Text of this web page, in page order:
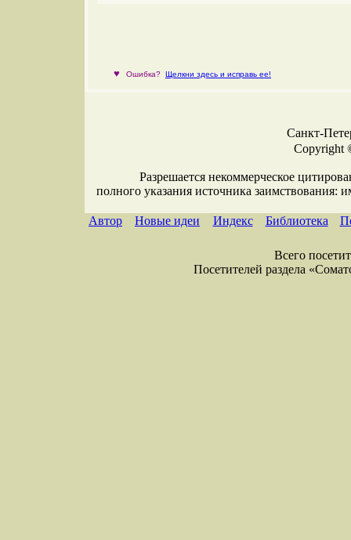
♥ Ошибка? Щелкни здесь и исправь ее!
Санкт-
Copyright
Разрешается некоммерческое
полного указания источника заимствования:
Автор Новые идеи Индекс Библиотека
Всего
Посетителей раздела